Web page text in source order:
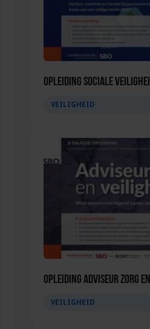
Opleiding Sociale
VEILIGHEID
Opleiding Adviseur zorg
VEILIGHEID